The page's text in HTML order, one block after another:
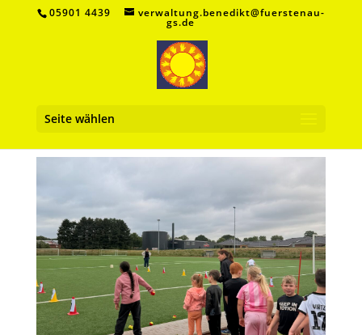
05901 4439 verwaltung.benedikt@fuerstenau-
gs.de
Seite wählen